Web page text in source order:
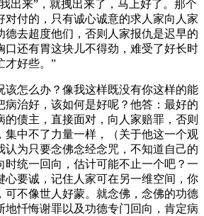
出来”，就拽出来了，马上好了。那个
对付的，只有诚心诚意的求人家向人家
德去超度他们，否则人家报仇是迟早的
口还有胃这块儿不得劲，难受了好长时
才好些。”
该怎么办？像我这样既没有你这样的能
病治好，该如何是好呢？他答：最好的
的债主，直接面对，向人家赔罪，否则
集中不了力量一样，（关于他这一个观
认为只要念佛念经念咒，不知道自己的
时统一回向，估计可能不止一个吧？一
心要诚，记住人家可在另一维空间，你
可不像世人好蒙。就念佛，念佛的功德
地忏悔谢罪以及功德专门回向，肯定病